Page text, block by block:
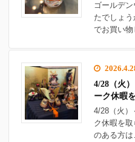
ゴールデ
たでしょ
でお買い
4/28（火
ーク休暇
4/28（火）
ク休暇を
のある方